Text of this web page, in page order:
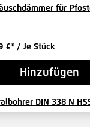
für
€* / Je Stück
Hinzufügen
DIN 338 N